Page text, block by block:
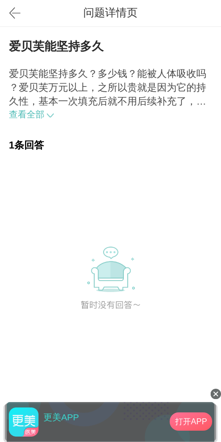
问题详情页
爱贝芙能坚持多久
爱贝芙能坚持多久？多少钱？能被人体吸收吗
？爱贝芙万元以上，之所以贵就是因为它的持
久性，基本一次填充后就不用后续补充了，当
然随着人的年龄增加皮肤变得松弛，也会有患
内的微球成分不会被人体代谢吸收，所以永
查看全部
1条回答
更美APP 打开APP